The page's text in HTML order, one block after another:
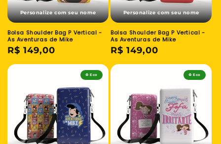
Personalize com seu nome
Bolsa Shoulder Bag P Vertical -
As Aventuras de Mike
Preço
R$ 149,00
Personalize com seu nome
Bolsa Shoulder Bag P Vertical -
As Aventuras de Mike
Preço
R$ 149,00
♻️ Eco ♻️ Eco